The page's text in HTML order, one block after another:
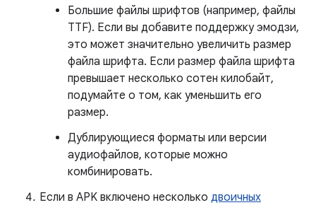
Большие файлы шрифтов (например, файлы
TTF). Если вы добавите поддержку эмодзи,
это может значительно увеличить размер
файла шрифта. Если размер файла шрифта
превышает несколько сотен килобайт,
подумайте о том, как уменьшить его
размер.
Дублирующиеся форматы или версии
аудиофайлов, которые можно
комбинировать.
Если в APK включено несколько двоичных